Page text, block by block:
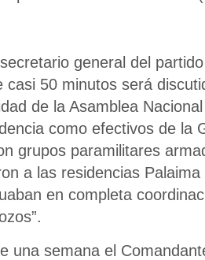
general del
casi 50 minutos será
de la Asamblea
como efectivos de la
grupos paramilitares
a las residencias
en completa
una semana el